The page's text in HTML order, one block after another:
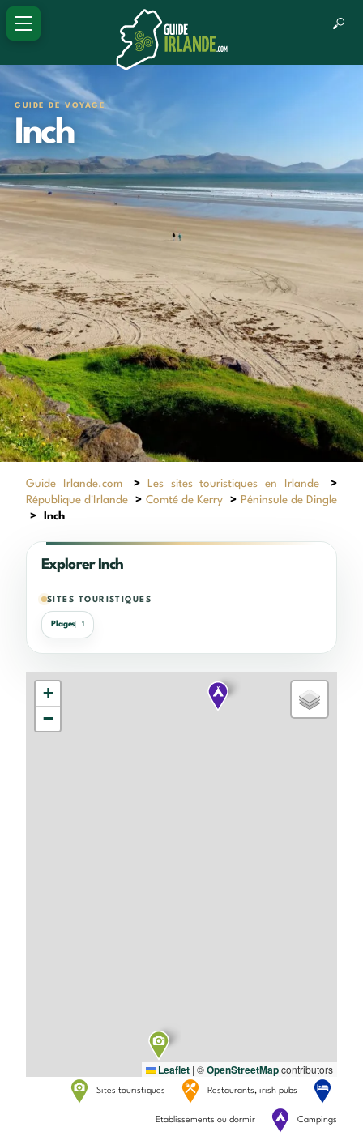
GUIDE DE VOYAGE
Inch
Guide Irlande.com > Les sites touristiques en Irlande
>
République d'Irlande
> Comté de Kerry > Péninsule de Dingle
>
Inch
Explorer Inch
SITES TOURISTIQUES
Plages 1
+
−
Leaflet | ©OpenStreetMapcontributors
Sites touristiques Restaurants, irish pubs
Etablissements où dormir Campings